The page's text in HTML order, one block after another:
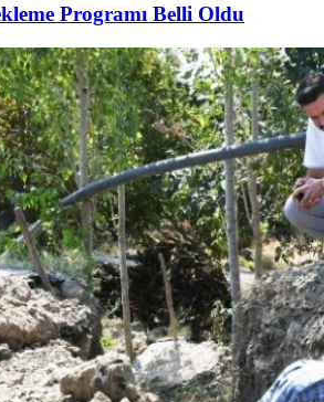
Programı Belli Oldu